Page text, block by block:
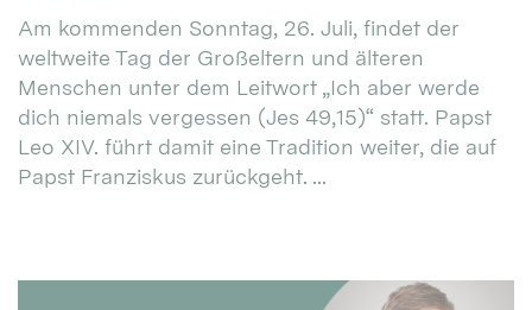
Am kommenden Sonntag, 26. Juli, findet der
weltweite Tag der Großeltern und älteren
Menschen unter dem Leitwort „Ich aber werde
dich niemals vergessen (Jes 49,15)“ statt. Papst
Leo XIV. führt damit eine Tradition weiter, die auf
Papst Franziskus zurückgeht. ...